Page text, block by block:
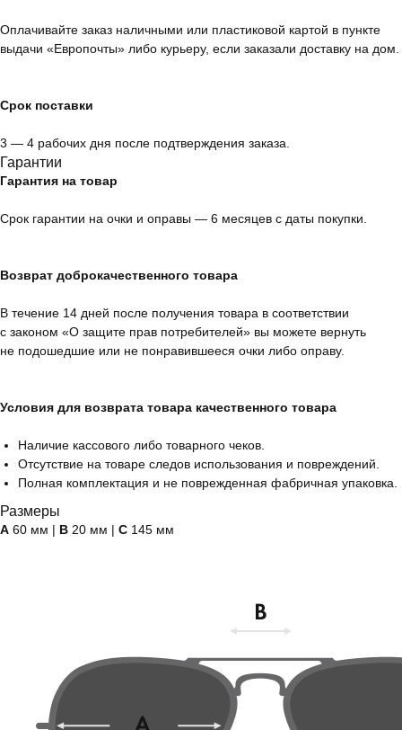
Оплачивайте заказ наличными или пластиковой картой в пункте
выдачи «Европочты» либо курьеру, если заказали доставку на дом.
Срок поставки
3 — 4 рабочих дня после подтверждения заказа.
Гарантии
Гарантия на товар
Срок гарантии на очки и оправы — 6 месяцев с даты покупки.
Возврат доброкачественного товара
В течение 14 дней после получения товара в соответствии
с законом «О защите прав потребителей» вы можете вернуть
не подошедшие или не понравившееся очки либо оправу.
Условия для возврата товара качественного товара
Наличие кассового либо товарного чеков.
Отсутствие на товаре следов использования и повреждений.
Полная комплектация и не поврежденная фабричная упаковка.
Размеры
А 60 мм | B 20 мм | C 145 мм